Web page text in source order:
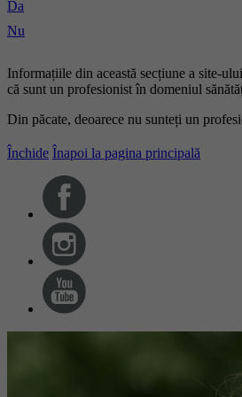
Da
Nu
Informațiile din această secțiune a site-
că sunt un profesionist în domeniul
Din păcate, deoarece nu sunteți un
Închide Înapoi la pagina principală